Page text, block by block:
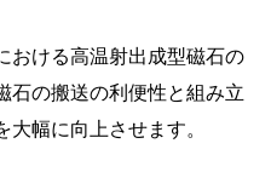
おける高温射出成型磁石の
石の搬送の利便性と組み立
幅に向上させます。